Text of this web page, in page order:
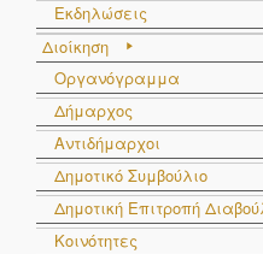
Εκδηλώσεις
Διοίκηση
Οργανόγραμμα
Δήμαρχος
Αντιδήμαρχοι
Δημοτικό Συμβούλιο
Δημοτική Επιτροπή
Κοινότητες